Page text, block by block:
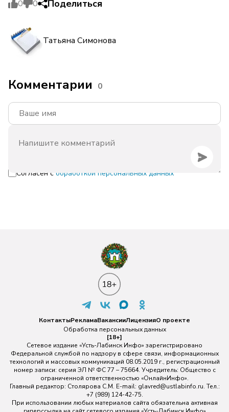
0 0 Поделиться
Татьяна Симонова
Комментарии 0
Согласен с обработкой персональных данных
КонтактыРекламаВакансииЛицензияО проекте
Обработка персональных данных
[18+]
Сетевое издание «Усть-Лабинск Инфо» зарегистрировано
Федеральной службой по надзору в сфере связи, информационных
технологий и массовых коммуникаций 08.05.2019 г., регистрационный
номер записи: серия ЭЛ № ФС 77 – 75664. Учредитель: Общество с
ограниченной ответственностью «ОнлайнИнфо».
Главный редактор: Столярова С.М. E-mail: glavred@ustlabinfo.ru. Тел.:
+7 (989) 124-42-75.
При использовании любых материалов сайта обязательна активная